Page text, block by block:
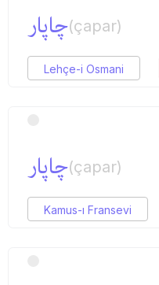
چاپار(çapar)
Lehçe-i Osmani
چاپار(çapar)
Kamus-ı Fransevi